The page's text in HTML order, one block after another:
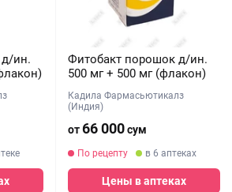
ин.
Фитобакт порошок д/ин.
500 мг + 500 мг (флакон)
Кадила Фармасьютикалз
(Индия)
от66 000сум
По рецепту в 6 аптеках
Цены в аптеках